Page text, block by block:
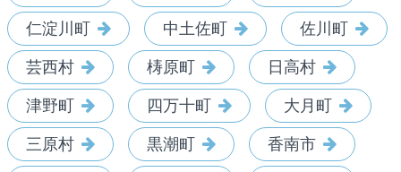
仁淀川町 中土佐町 佐川町
芸西村 梼原町 日高村
津野町 四万十町 大月町
三原村 黒潮町 香南市